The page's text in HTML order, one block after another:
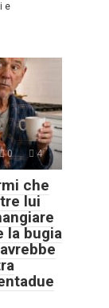
e
0 4
che
lui
la bugia